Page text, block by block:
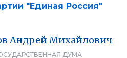
"Единая Россия"
Андрей Михайлович
ДУМА